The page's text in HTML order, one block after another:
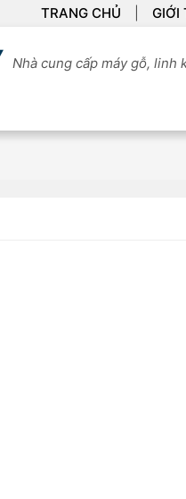
TRANG CHỦ GIỚI
Nhà cung cấp máy gỗ, linh